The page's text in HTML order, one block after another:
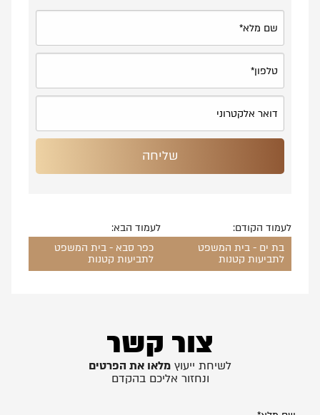
לעמוד הקודם:
בת ים - בית המשפט
לתביעות קטנות
לעמוד הבא:
כפר סבא - בית המשפט
לתביעות קטנות
צור קשר
לשיחת ייעוץ מלאו את הפרטים
ונחזור אליכם בהקדם